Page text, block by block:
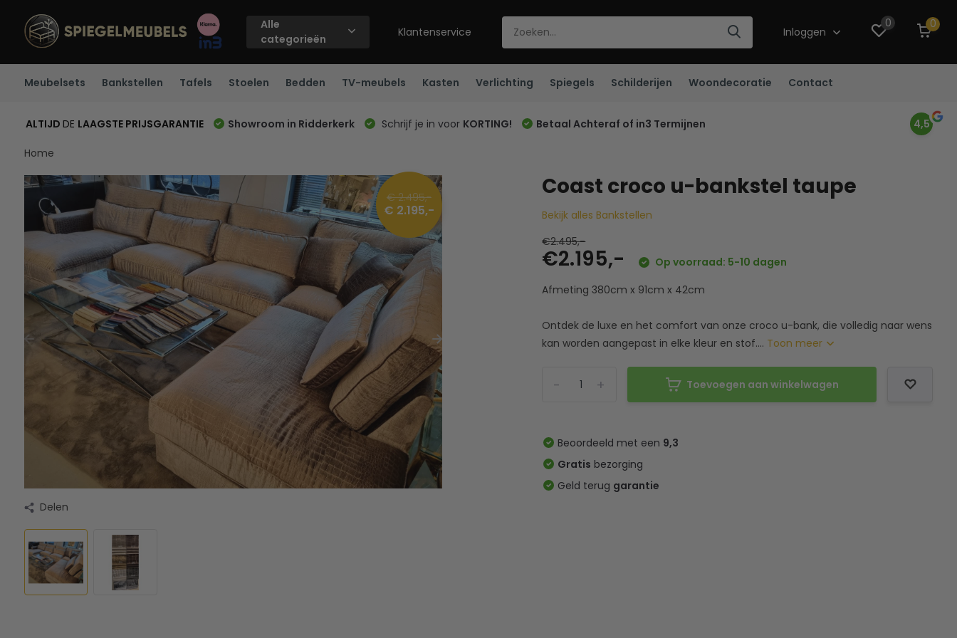
Alle
categorieën
Klantenservice Inloggen
0 0
Meubelsets Bankstellen Tafels Stoelen Bedden TV-meubels Kasten Verlichting Spiegels Schilderijen Woondecoratie Contact
ALTIJD DE LAAGSTE PRIJSGARANTIE Showroom in Ridderkerk Schrijf je in voor KORTING! Betaal Achteraf of in3 Termijnen 4,5
Home
€ 2.495,-
€ 2.195,-
Delen
Coast croco u-bankstel taupe
Bekijk alles Bankstellen
€2.495,-
€2.195,-
Op voorraad: 5-10 dagen
Afmeting 380cm x 91cm x 42cm
Ontdek de luxe en het comfort van onze croco u-bank, die volledig naar wens
kan worden aangepast in elke kleur en stof.... Toon meer
+
- Toevoegen aan winkelwagen
Beoordeeld met een 9,3
Gratis bezorging
Geld terug garantie